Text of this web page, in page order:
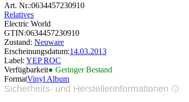
Art. Nr.:0634457230910
Relatives
Electric World
GTIN:0634457230910
Zustand: Neuware
Erscheinungsdatum:14.03.2013
Label: YEP ROC
Verfügbarkeit● Geringer Bestand
FormatVinyl Album
Sicherheits- und Herstellerinformationen